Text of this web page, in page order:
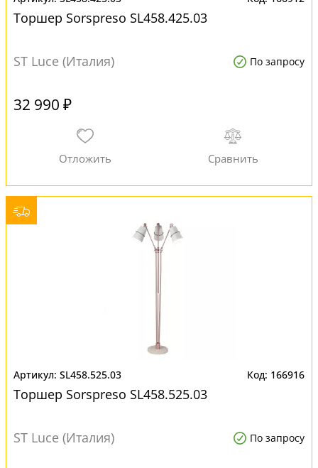
Торшер Sorspreso SL458.425.03
ST Luce (Италия) По запросу
32 990 ₽
SL458.525.03 166916
Торшер Sorspreso SL458.525.03
ST Luce (Италия) По запросу